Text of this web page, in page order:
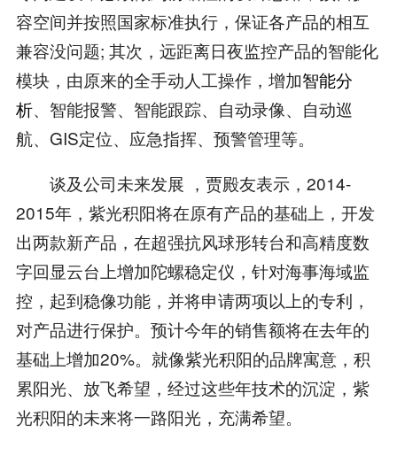
容空间并按照国家标准执行，保证各产品的相互
兼容没问题; 其次，远距离日夜监控产品的智能化
模块，由原来的全手动人工操作，增加智能分
析、智能报警、智能跟踪、自动录像、自动巡
航、GIS定位、应急指挥、预警管理等。
谈及公司未来发展 ，贾殿友表示，2014-
2015年，紫光积阳将在原有产品的基础上，开发
出两款新产品，在超强抗风球形转台和高精度数
字回显云台上增加陀螺稳定仪，针对海事海域监
控，起到稳像功能，并将申请两项以上的专利，
对产品进行保护。预计今年的销售额将在去年的
基础上增加20%。就像紫光积阳的品牌寓意，积
累阳光、放飞希望，经过这些年技术的沉淀，紫
光积阳的未来将一路阳光，充满希望。